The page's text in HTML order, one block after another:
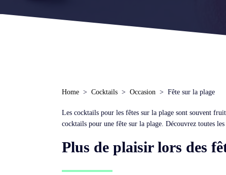
Home Cocktails Occasion Fête sur la plage
Les cocktails pour les fêtes sur la plage sont souvent
cocktails pour une fête sur la plage. Découvrez toutes
Plus de plaisir lors des